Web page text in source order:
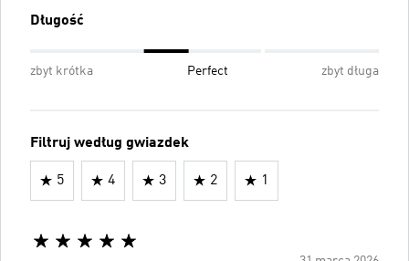
Długość
zbyt krótka Perfect zbyt długa
Filtruj według gwiazdek
5 4 3 2 1